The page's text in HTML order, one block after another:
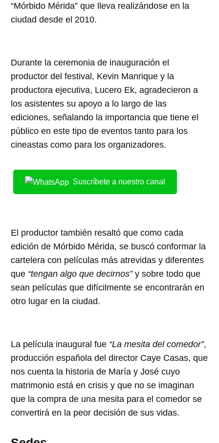
“Mórbido Mérida” que lleva realizándose en la
ciudad desde el 2010.
Durante la ceremonia de inauguración el
productor del festival, Kevin Manrique y la
productora ejecutiva, Lucero Ek, agradecieron a
los asistentes su apoyo a lo largo de las
ediciones, señalando la importancia que tiene el
público en este tipo de eventos tanto para los
cineastas como para los organizadores.
Suscríbete a nuestro canal
El productor también resaltó que como cada
edición de Mórbido Mérida, se buscó conformar la
cartelera con películas más atrevidas y diferentes
que “tengan algo que decirnos”y sobre todo que
sean películas que difícilmente se encontrarán en
otro lugar en la ciudad.
La película inaugural fue “La mesita del comedor”,
producción española del director Caye Casas, que
nos cuenta la historia de María y José cuyo
matrimonio está en crisis y que no se imaginan
que la compra de una mesita para el comedor se
convertirá en la peor decisión de sus vidas.